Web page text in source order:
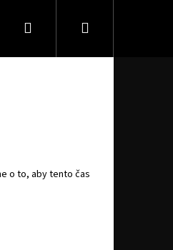
PřihlášeníNákupní
o to, aby tento čas